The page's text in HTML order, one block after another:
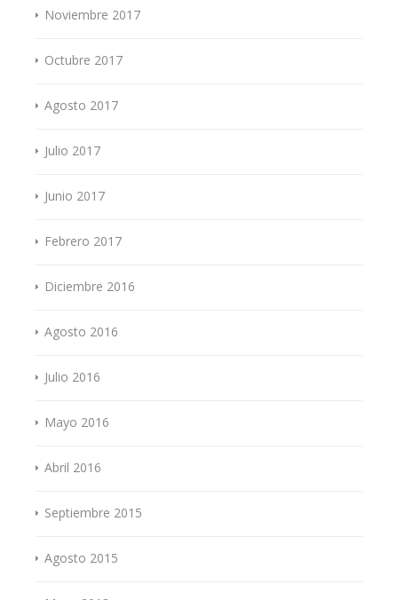
Noviembre 2017
Octubre 2017
Agosto 2017
Julio 2017
Junio 2017
Febrero 2017
Diciembre 2016
Agosto 2016
Julio 2016
Mayo 2016
Abril 2016
Septiembre 2015
Agosto 2015